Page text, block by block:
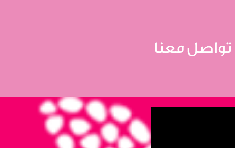
تواصل معنا